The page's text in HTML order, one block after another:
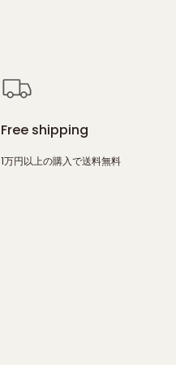
Free shipping
1万円以上の購入で送料無料